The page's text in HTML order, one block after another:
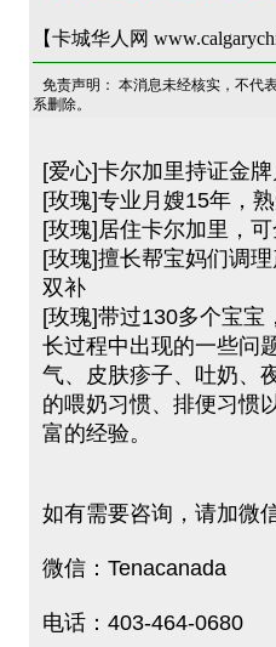
【卡城华人网
免责声明： 本消息未经核实，不代
系删除。
[爱心]卡尔加里持证金
[玫瑰]专业月嫂15年，
[玫瑰]居住卡尔加里，
[玫瑰]擅长帮宝妈们调
双补
[玫瑰]带过130多个宝宝
长过程中出现的一些问
气、皮肤疹子、吐奶、
的喂奶习惯、排便习惯
富的经验。
如有需要咨询，请加微
微信：Tenacanada
电话：403-464-0680